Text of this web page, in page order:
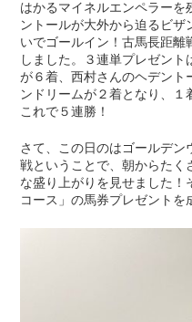
はかるマイネルエンペラー
ントールが大外から迫るビ
いでゴールイン！古馬長距離
しました。３連単プレゼン
が６着、西村さんのヘデント
ンドリームが２着となり、１
これで５連勝！
さて、この日のはゴールデ
戦ということで、朝からたく
な盛り上がりを見せました
コース」の馬券プレゼントを